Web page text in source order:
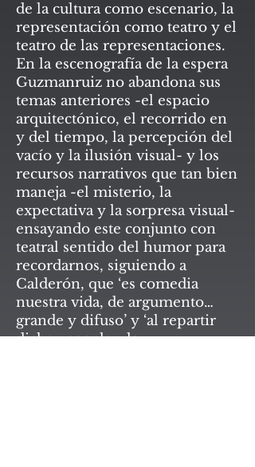
de la cultura como escenario, la
representación como teatro y el
teatro de las representaciones.
En la escenografía de la espera
Guzmanruiz no abandona sus
temas anteriores -el espacio
arquitectónico, el recorrido en
y del tiempo, la percepción del
vacío y la ilusión visual- y los
recursos narrativos que tan bien
maneja -el misterio, la
expectativa y la sorpresa visual-
ensayando este conjunto con
teatral sentido del humor para
recordarnos, siguiendo a
Calderón, que ‘es comedia
nuestra vida, de argumento
grande y difuso’ y ‘al repartir
dichos papeles, la